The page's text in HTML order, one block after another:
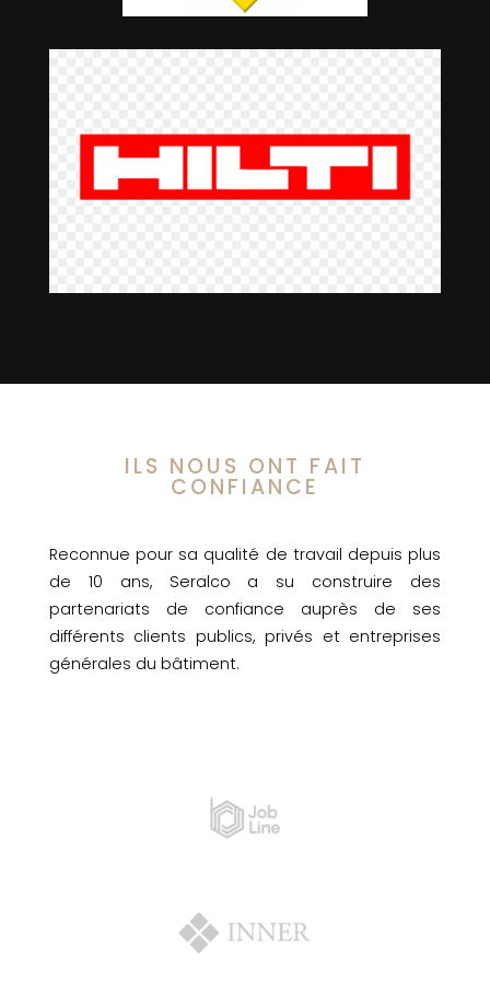
ILS NOUS ONT FAIT
CONFIANCE
Reconnue pour sa qualité de travail depuis plus
de 10 ans, Seralco a su construire des
partenariats de confiance auprès de ses
différents clients publics, privés et entreprises
générales du bâtiment.